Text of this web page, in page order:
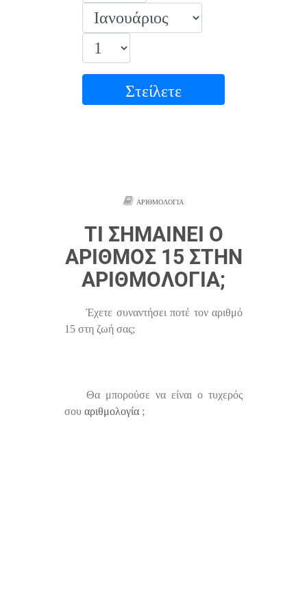
Στείλετε
ΑΡΙΘΜΟΛΟΓΊΑ
ΤΙ ΣΗΜΑΊΝΕΙ Ο
ΑΡΙΘΜΌΣ 15 ΣΤΗΝ
ΑΡΙΘΜΟΛΟΓΊΑ;
Έχετε συναντήσει ποτέ τον αριθμό
15 στη ζωή σας;
Θα μπορούσε να είναι ο τυχερός
σου αριθμολογία ;